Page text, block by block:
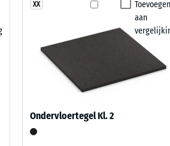
waar flexibiliteit en eenvoudige
Slijtvastheid – Bestendigheid tegen
Waterdoorlatendheid (EN 12616) –
Antislip (EN 16165) – Schaalwaarde 4 =
Thermische isolatie – Schaalwaarde 2 =
Vorstbestendig
Schijnbare
dichtheid
Toevoegen
aan
XX
Ondervloertegel Kl. 2